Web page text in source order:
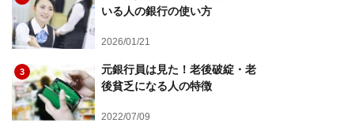
いる人の銀行の使い方
2026/01/21
3
元銀行員は見た！老後破綻・老
後貧乏になる人の特徴
2022/07/09